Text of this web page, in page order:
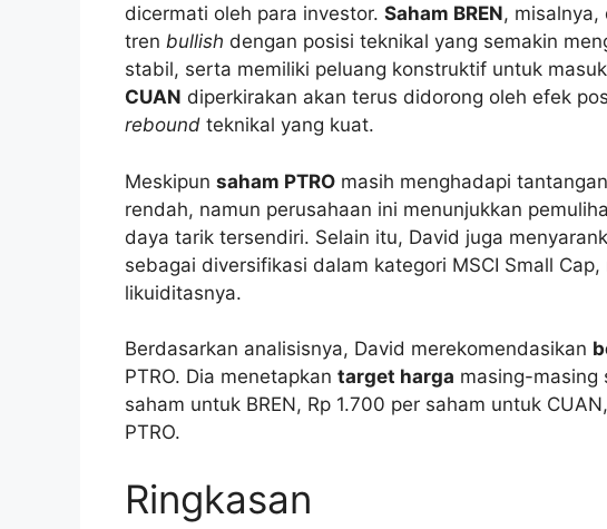
dicermati oleh para investor. Saham BREN, misalnya,
tren bullish dengan posisi teknikal yang semakin
stabil, serta memiliki peluang konstruktif untuk masuk
CUAN diperkirakan akan terus didorong oleh efek
rebound teknikal yang kuat.
Meskipun saham PTRO masih menghadapi
rendah, namun perusahaan ini menunjukkan
daya tarik tersendiri. Selain itu, David juga
sebagai diversifikasi dalam kategori MSCI Small
likuiditasnya.
Berdasarkan analisisnya, David merekomendasikan
PTRO. Dia menetapkan target harga masing-masing
saham untuk BREN, Rp 1.700 per saham untuk
PTRO.
Ringkasan